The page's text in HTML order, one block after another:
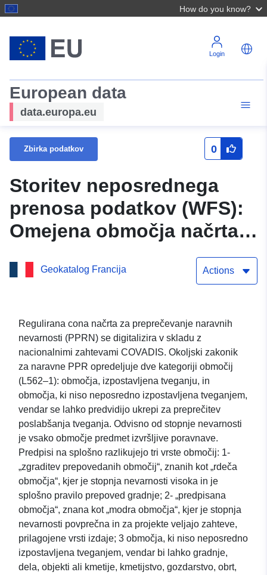
How do you know?
Login
European data
data.europa.eu
Zbirka podatkov 0
Storitev neposrednega
prenosa podatkov (WFS):
Omejena območja načrta
za preprečevanje naravnih
nesreč v občini LA
Geokatalog Francija Actions
Regulirana cona načrta za preprečevanje naravnih
nevarnosti (PPRN) se digitalizira v skladu z
nacionalnimi zahtevami COVADIS. Okoljski zakonik
za naravne PPR opredeljuje dve kategoriji območij
(L562–1): območja, izpostavljena tveganju, in
območja, ki niso neposredno izpostavljena tveganjem,
vendar se lahko predvidijo ukrepi za preprečitev
poslabšanja tveganja. Odvisno od stopnje nevarnosti
je vsako območje predmet izvršljive poravnave.
Predpisi na splošno razlikujejo tri vrste območij: 1-
„zgraditev prepovedanih območij“, znanih kot „rdeča
območja“, kjer je stopnja nevarnosti visoka in je
splošno pravilo prepoved gradnje; 2- „predpisana
območja“, znana kot „modra območja“, kjer je stopnja
nevarnosti povprečna in za projekte veljajo zahteve,
prilagojene vrsti izdaje; 3 območja, ki niso neposredno
izpostavljena tveganjem, vendar bi lahko gradnje,
dela, objekti ali kmetije, kmetijstvo, gozdarstvo, obrt,